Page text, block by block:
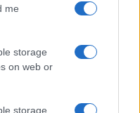
me
storage
on web or
storage